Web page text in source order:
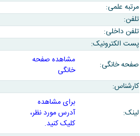
مرتبه علمی:
تلفن:
تلفن داخلی:
پست الکترونیک:
صفحه خانگی:
مشاهده صفحه
خانگی
کارشناس:
لینک:
برای مشاهده
آدرس مورد نظر،
کلیک کنید.